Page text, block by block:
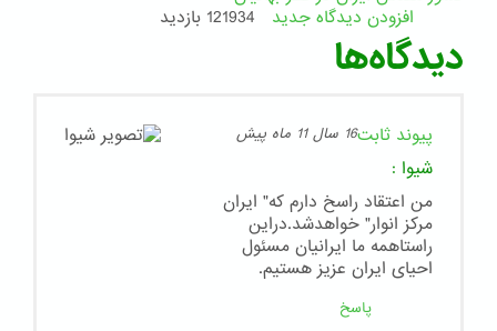
افزودن دیدگاه جدید
121934 بازدید
دیدگاه‌ها
پیوند ثابت16 سال 11 ماه پیش
شیوا :
من اعتقاد راسخ دارم که" ایران
مرکز انوار" خواهدشد.دراین
راستاهمه ما ایرانیان مسئول
احیای ایران عزیز هستیم.
پاسخ